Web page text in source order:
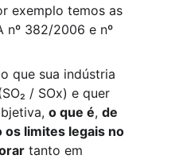
exemplo temos as
nº 382/2006 e nº
que sua indústria
/ SOx) e quer
o que é, de
os limites legais no
tanto em